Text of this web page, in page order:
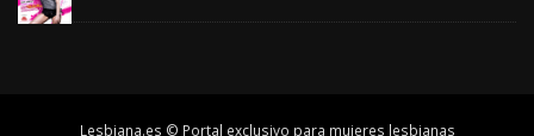
Lesbiana.es © Portal exclusivo para mujeres lesbianas